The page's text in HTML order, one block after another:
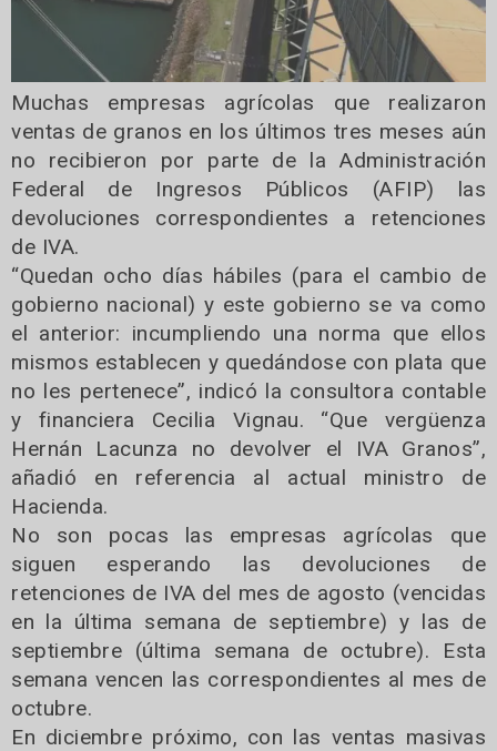
Muchas empresas agrícolas que realizaron
ventas de granos en los últimos tres meses aún
no recibieron por parte de la Administración
Federal de Ingresos Públicos (AFIP) las
devoluciones correspondientes a retenciones
de IVA.
“Quedan ocho días hábiles (para el cambio de
gobierno nacional) y este gobierno se va como
el anterior: incumpliendo una norma que ellos
mismos establecen y quedándose con plata que
no les pertenece”, indicó la consultora contable
y financiera Cecilia Vignau. “Que vergüenza
Hernán Lacunza no devolver el IVA Granos”,
añadió en referencia al actual ministro de
Hacienda.
No son pocas las empresas agrícolas que
siguen esperando las devoluciones de
retenciones de IVA del mes de agosto (vencidas
en la última semana de septiembre) y las de
septiembre (última semana de octubre). Esta
semana vencen las correspondientes al mes de
octubre.
En diciembre próximo, con las ventas masivas